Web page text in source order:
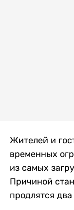
Жителей и
временных
из самых
Причиной
продлятся